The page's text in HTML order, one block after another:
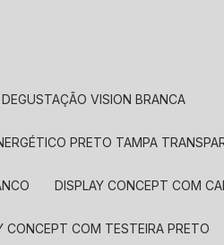
DEGUSTAÇÃO VISION BRANCA
PRETO TAMPA
DISPLAY CONCEPT COM
CONCEPT COM TESTEIRA PRETO